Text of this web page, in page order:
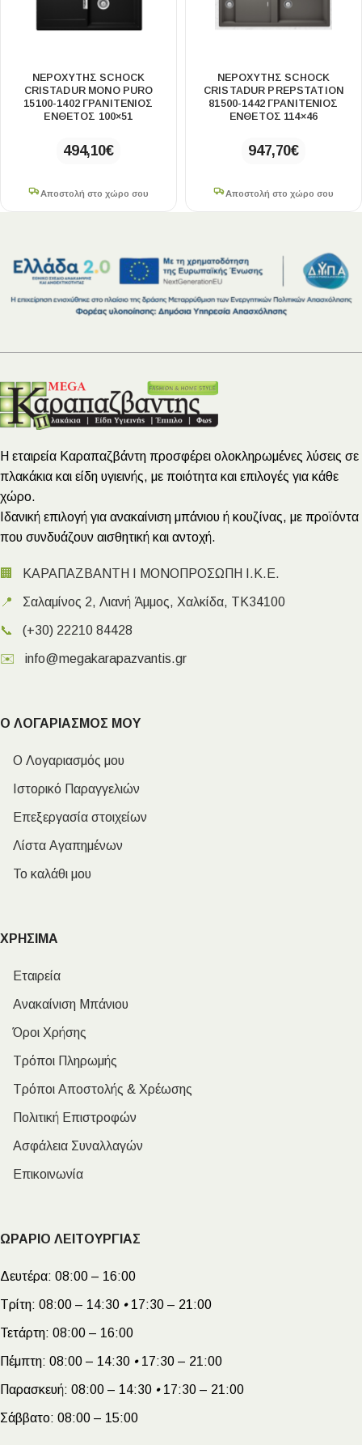
ΝΕΡΟΧΥΤΗΣ SCHOCK
CRISTADUR MONO PURO
15100-1402 ΓΡΑΝΙΤΕΝΙΟΣ
ΕΝΘΕΤΟΣ 100×51
494,10€
Αποστολή στο χώρο σου
ΝΕΡΟΧΥΤΗΣ SCHOCK
CRISTADUR PREPSTATION
81500-1442 ΓΡΑΝΙΤΕΝΙΟΣ
ΕΝΘΕΤΟΣ 114×46
947,70€
Αποστολή στο χώρο σου
Η εταιρεία Καραπαζβάντη προσφέρει ολοκληρωμένες λύσεις σε
πλακάκια και είδη υγιεινής, με ποιότητα και επιλογές για κάθε
χώρο.
Ιδανική επιλογή για ανακαίνιση μπάνιου ή κουζίνας, με προϊόντα
που συνδυάζουν αισθητική και αντοχή.
🏢 ΚΑΡΑΠΑΖΒΑΝΤΗ Ι ΜΟΝΟΠΡΟΣΩΠΗ Ι.Κ.Ε.
📍 Σαλαμίνος 2, Λιανή Άμμος, Χαλκίδα, ΤΚ34100
📞 (+30) 22210 84428
✉️ info@megakarapazvantis.gr
Ο ΛΟΓΑΡΙΑΣΜΟΣ ΜΟΥ
Ο Λογαριασμός μου
Ιστορικό Παραγγελιών
Επεξεργασία στοιχείων
Λίστα Αγαπημένων
Το καλάθι μου
ΧΡΗΣΙΜΑ
Εταιρεία
Ανακαίνιση Μπάνιου
Όροι Χρήσης
Τρόποι Πληρωμής
Τρόποι Αποστολής & Χρέωσης
Πολιτική Επιστροφών
Ασφάλεια Συναλλαγών
Επικοινωνία
ΩΡΑΡΙΟ ΛΕΙΤΟΥΡΓΙΑΣ
Δευτέρα: 08:00 – 16:00
Τρίτη: 08:00 – 14:30 •17:30 – 21:00
Τετάρτη: 08:00 – 16:00
Πέμπτη: 08:00 – 14:30 •17:30 – 21:00
Παρασκευή: 08:00 – 14:30 •17:30 – 21:00
Σάββατο: 08:00 – 15:00